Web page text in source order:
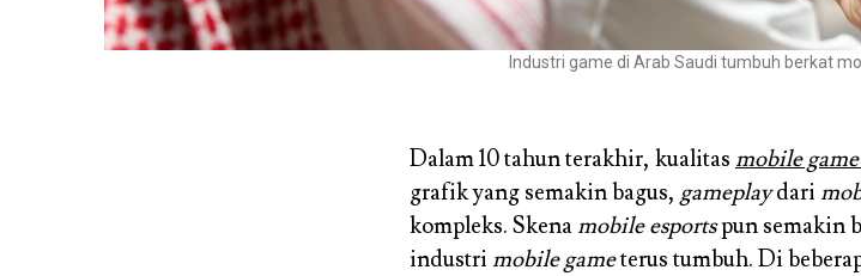
Industri game di Arab Saudi tumbuh berkat
Dalam 10 tahun terakhir, kualitas mobile game
grafik yang semakin bagus, gameplaydari
kompleks. Skena mobile esportspun semakin
industri mobile gameterus tumbuh. Di